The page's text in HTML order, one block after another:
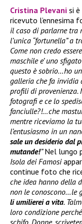
Cristina Plevani si
ricevuto l’ennesima
il caso di parlarne tra
l’unica “fortunella” a
Come non credo
maschile e’ uno
questo è sobrio…ho
galleria che fa invidia
profili di provenienza.
fotografi e ce lo
fanciulle?!…che
mentre riceviamo la
l’entusiasmo in un
sale un desiderio dal
mutande!”Nel lungo
Isola dei Famosi
continue foto che
che idea hanno della
non le conoscono…le
li umilierei a vita.
loro condizione
schifo. Donne,